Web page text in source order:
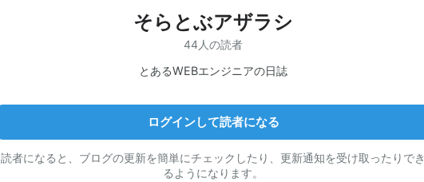
そらとぶアザラシ
44人の読者
とあるWEBエンジニアの日誌
ログインして読者になる
読者になると、ブログの更新を簡単にチェックしたり、更新通知を受け取ったりでき
るようになります。